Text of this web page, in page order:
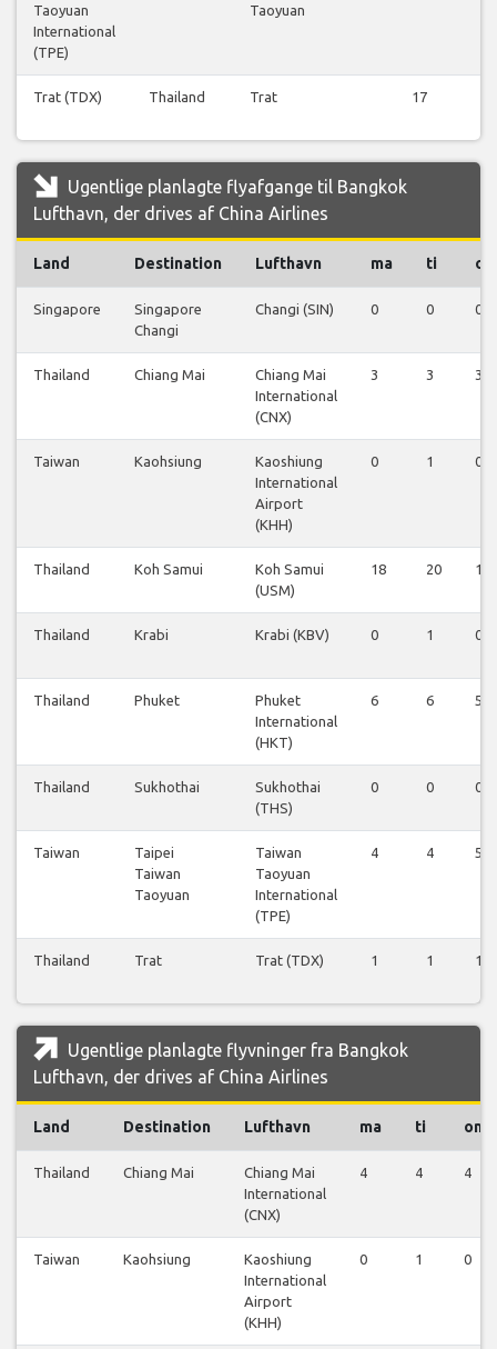
Taoyuan
International
(TPE)
Taoyuan
Trat (TDX) Thailand Trat
17
Ugentlige planlagte flyafgange til Bangkok
Lufthavn, der drives af China Airlines
Land Destination Lufthavn ma ti on
Singapore
Singapore
Changi
Changi (SIN) 0 0 0
Thailand Chiang Mai
Chiang Mai
International
(CNX)
3 3 3
Taiwan Kaohsiung
Kaoshiung
International
Airport
(KHH)
0 1 0
Thailand Koh Samui
Koh Samui
(USM)
18 20 19
Thailand Krabi Krabi (KBV) 0 1 0
Thailand Phuket
Phuket
International
(HKT)
6 6 5
Thailand Sukhothai
Sukhothai
(THS)
0 0 0
Taiwan
Taipei
Taiwan
Taoyuan
Taiwan
Taoyuan
International
(TPE)
4 4 5
Thailand Trat Trat (TDX) 1 1 1
Ugentlige planlagte flyvninger fra Bangkok
Lufthavn, der drives af China Airlines
Land Destination Lufthavn ma ti on
Thailand Chiang Mai
Chiang Mai
International
(CNX)
4 4 4
Taiwan Kaohsiung
Kaoshiung
International
Airport
(KHH)
0 1 0